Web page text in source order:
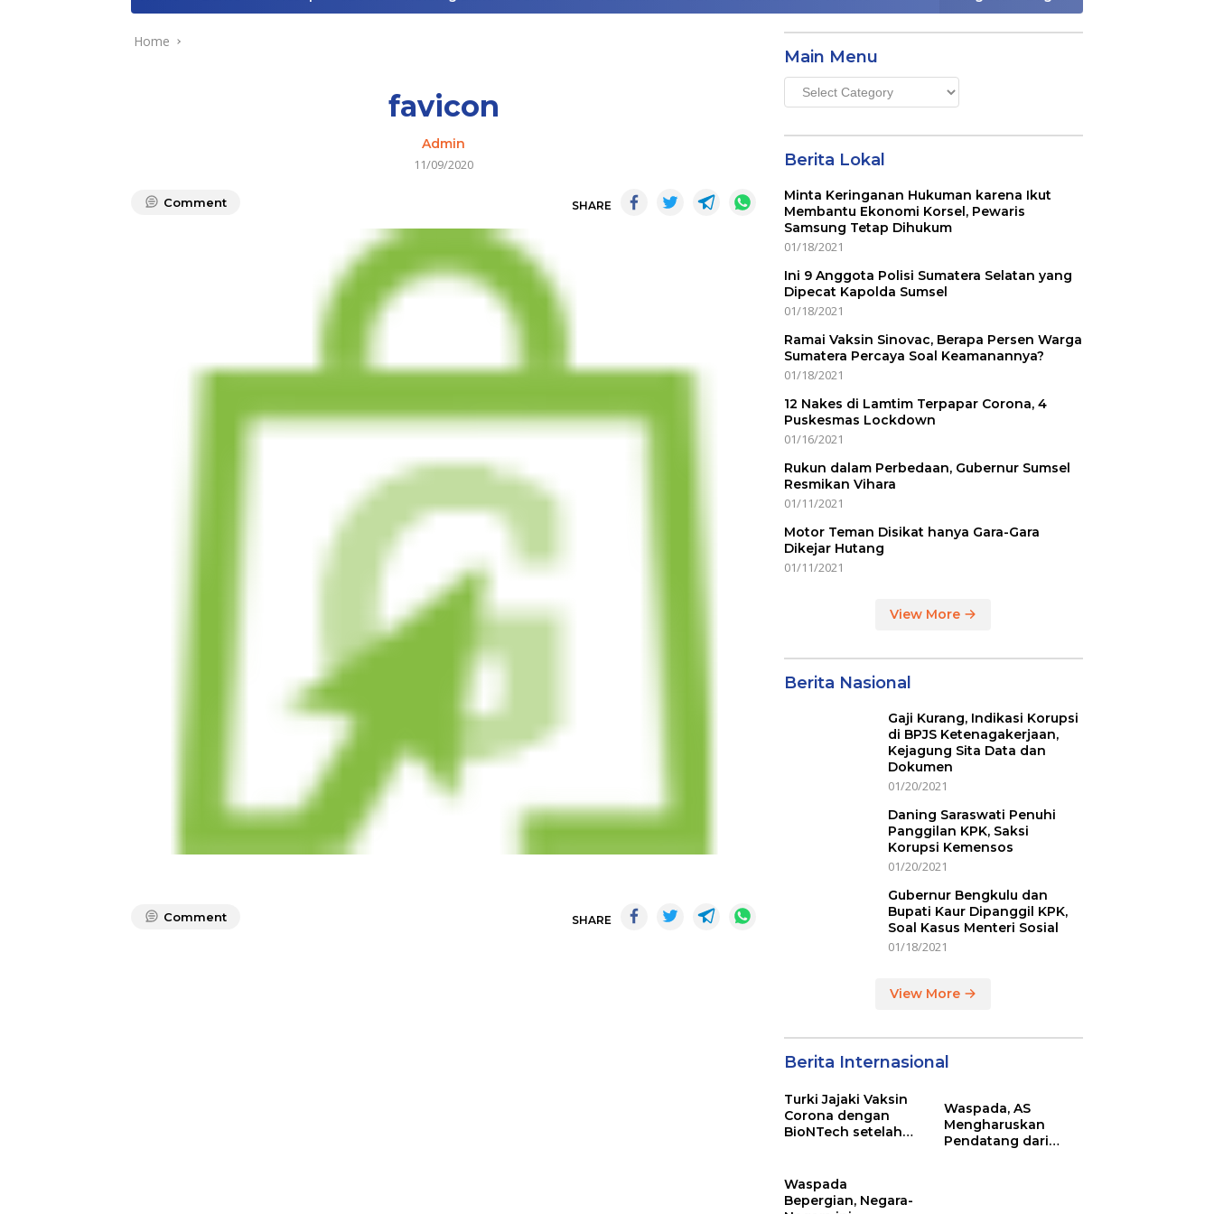
Home
favicon
Admin
11/09/2020
Comment SHARE
Comment SHARE
Main Menu
Main
Menu
Berita Lokal
Minta Keringanan Hukuman karena Ikut
Membantu Ekonomi Korsel, Pewaris
Samsung Tetap Dihukum
01/18/2021
Ini 9 Anggota Polisi Sumatera Selatan yang
Dipecat Kapolda Sumsel
01/18/2021
Ramai Vaksin Sinovac, Berapa Persen Warga
Sumatera Percaya Soal Keamanannya?
01/18/2021
12 Nakes di Lamtim Terpapar Corona, 4
Puskesmas Lockdown
01/16/2021
Rukun dalam Perbedaan, Gubernur Sumsel
Resmikan Vihara
01/11/2021
Motor Teman Disikat hanya Gara-Gara
Dikejar Hutang
01/11/2021
View More
Berita Nasional
Gaji Kurang, Indikasi Korupsi
di BPJS Ketenagakerjaan,
Kejagung Sita Data dan
Dokumen
01/20/2021
Daning Saraswati Penuhi
Panggilan KPK, Saksi
Korupsi Kemensos
01/20/2021
Gubernur Bengkulu dan
Bupati Kaur Dipanggil KPK,
Soal Kasus Menteri Sosial
01/18/2021
View More
Berita Internasional
Turki Jajaki Vaksin
Corona dengan
BioNTech setelah
Waspada, AS
Mengharuskan
Pendatang dari
Waspada
Bepergian, Negara-